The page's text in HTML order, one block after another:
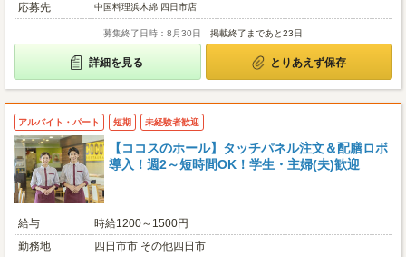
応募先
中国料理浜木綿 四日市店
募集終了日時：8月30日 掲載終了まであと23日
詳細を見る とりあえず保存
アルバイト・パート 短期 未経験者歓迎
【ココスのホール】タッチパネル注文＆配膳ロボ
導入！週2～短時間OK！学生・主婦(夫)歓迎
給与
時給1200～1500円
勤務地
四日市市 その他四日市